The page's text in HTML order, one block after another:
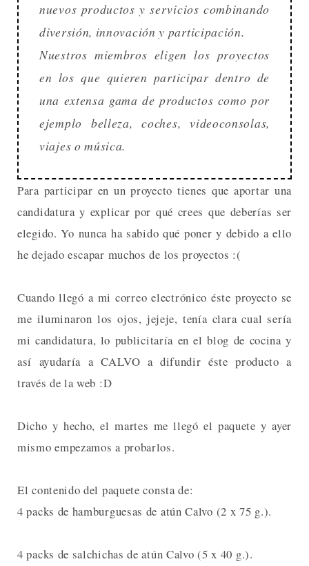
nuevos productos y servicios combinando
diversión, innovación y participación.
Nuestros miembros eligen los proyectos
en los que quieren participar dentro de
una extensa gama de productos como por
ejemplo belleza, coches, videoconsolas,
viajes o música.
Para participar en un proyecto tienes que aportar una
candidatura y explicar por qué crees que deberías ser
elegido. Yo nunca ha sabido qué poner y debido a ello
he dejado escapar muchos de los proyectos :(
Cuando llegó a mi correo electrónico éste proyecto se
me iluminaron los ojos, jejeje, tenía clara cual sería
mi candidatura, lo publicitaría en el blog de cocina y
así ayudaría a CALVO a difundir éste producto a
través de la web :D
Dicho y hecho, el martes me llegó el paquete y ayer
mismo empezamos a probarlos.
El contenido del paquete consta de:
4 packs de hamburguesas de atún Calvo (2 x 75 g.).
4 packs de salchichas de atún Calvo (5 x 40 g.).